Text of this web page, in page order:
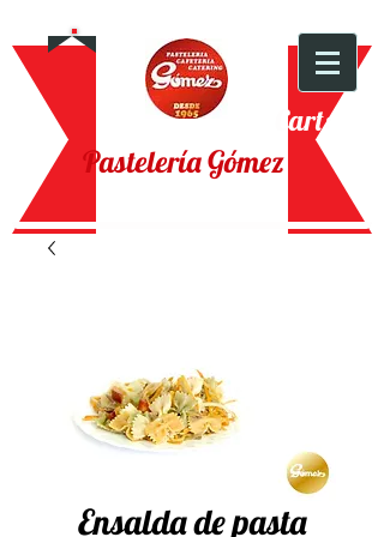
Cart:
Pastelería Gómez
Ensalda de pasta